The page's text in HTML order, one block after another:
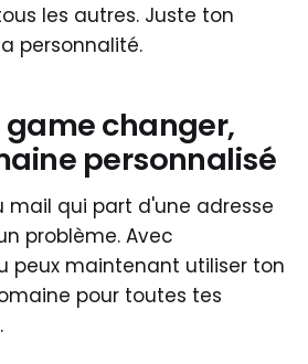
les autres. Juste ton
personnalité.
game changer,
personnalisé
mail qui part d'une adresse
problème. Avec
peux maintenant utiliser ton
pour toutes tes